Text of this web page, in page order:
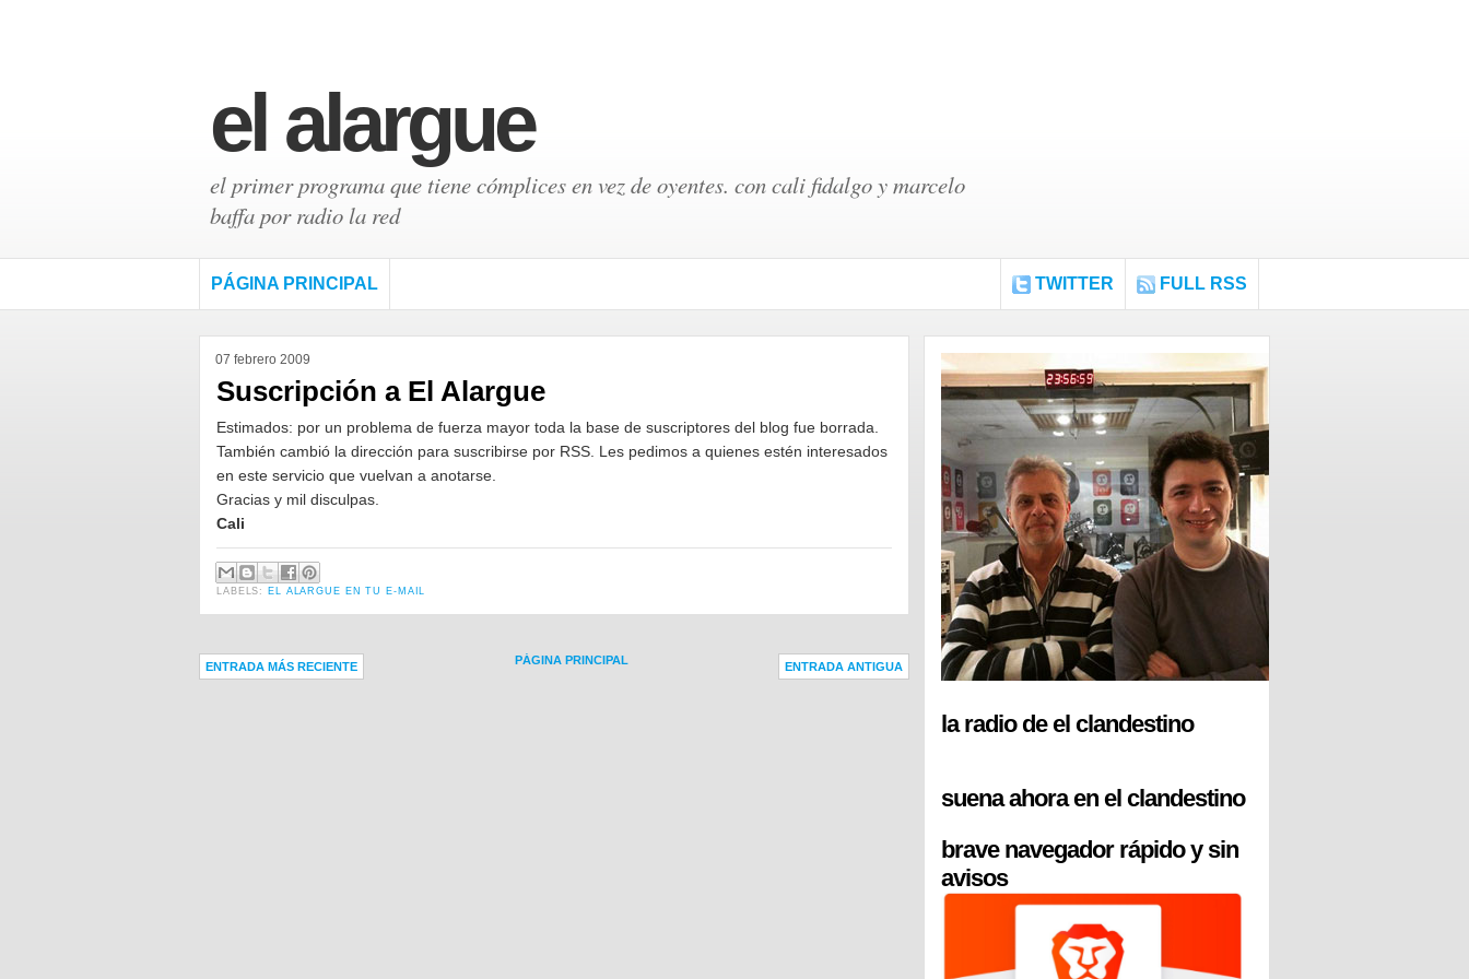
el alargue
el primer programa que tiene cómplices en vez de oyentes. con cali fidalgo y marcelo
baffa por radio la red
PÁGINA PRINCIPAL TWITTER FULL RSS
07 febrero 2009
Suscripción a El Alargue
Estimados: por un problema de fuerza mayor toda la base de suscriptores del blog fue borrada.
También cambió la dirección para suscribirse por RSS. Les pedimos a quienes estén interesados
en este servicio que vuelvan a anotarse.
Gracias y mil disculpas.
Cali
LABELS: EL ALARGUE EN TU E-MAIL
ENTRADA MÁS RECIENTE ENTRADA ANTIGUA
PÁGINA PRINCIPAL
la radio de el clandestino
suena ahora en el clandestino
brave navegador rápido y sin
avisos